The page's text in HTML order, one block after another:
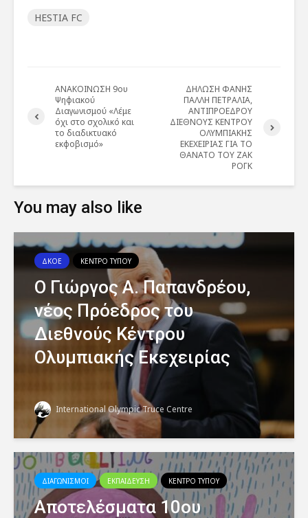
HESTIA FC
ΑΝΑΚΟΙΝΩΣΗ 9ου
Ψηφιακού
Διαγωνισμού «Λέμε
όχι στο σχολικό και
το διαδικτυακό
εκφοβισμό»
ΔΗΛΩΣΗ ΦΑΝΗΣ
ΠΑΛΛΗ ΠΕΤΡΑΛΙΑ,
ΑΝΤΙΠΡΟΕΔΡΟΥ
ΔΙΕΘΝΟΥΣ ΚΕΝΤΡΟΥ
ΟΛΥΜΠΙΑΚΗΣ
ΕΚΕΧΕΙΡΙΑΣ ΓΙΑ ΤΟ
ΘΑΝΑΤΟ ΤΟΥ ΖΑΚ
ΡΟΓΚ
You may also like
ΔΚΟΕ ΚΕΝΤΡΟ ΤΥΠΟΥ
Ο Γιώργος Α. Παπανδρέου,
νέος Πρόεδρος του
Διεθνούς Κέντρου
Ολυμπιακής Εκεχειρίας
International Olympic Truce Centre
ΔΙΑΓΩΝΙΣΜΟΙ ΕΚΠΑΙΔΕΥΣΗ ΚΕΝΤΡΟ ΤΥΠΟΥ
Αποτελέσματα 10ου